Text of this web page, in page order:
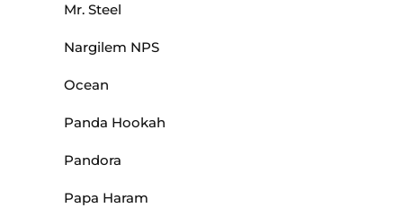
Mr. Steel
Nargilem NPS
Ocean
Panda Hookah
Pandora
Papa Haram